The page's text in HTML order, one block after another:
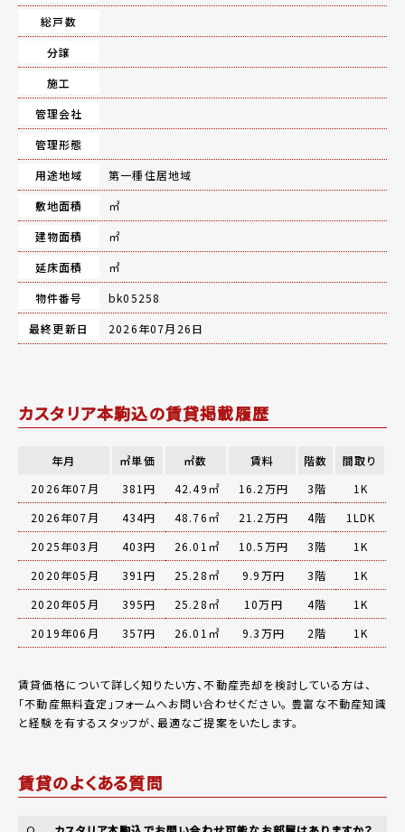
総戸数
分譲
施工
管理会社
管理形態
用途地域
第一種住居地域
敷地面積
㎡
建物面積
㎡
延床面積
㎡
物件番号
bk05258
最終更新日
2026年07月26日
カスタリア本駒込の賃貸掲載履歴
年月 ㎡単価 ㎡数 賃料 階数
間取り
2026年07月
381円 42.49㎡ 16.2万円 3階
1K
2026年07月
434円 48.76㎡ 21.2万円 4階
1LDK
2025年03月
403円 26.01㎡ 10.5万円 3階
1K
2020年05月
391円 25.28㎡ 9.9万円 3階
1K
2020年05月
395円 25.28㎡ 10万円 4階
1K
2019年06月
357円 26.01㎡ 9.3万円 2階 1K
賃貸価格について詳しく知りたい方、不動産売却を検討している方は、
「不動産無料査定 」フォームへお問い合わせください。 豊富な不動産知識
と経験を有するスタッフが、最適なご提案をいたします。
賃貸のよくある質問